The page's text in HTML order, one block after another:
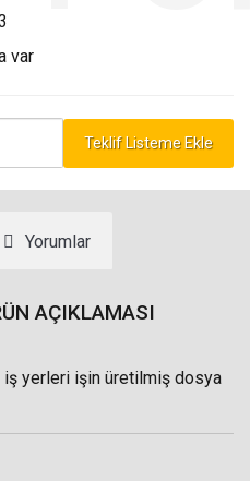
var
Teklif Listeme Ekle
Yorumlar
AÇIKLAMASI
yerleri işin üretilmiş dosya